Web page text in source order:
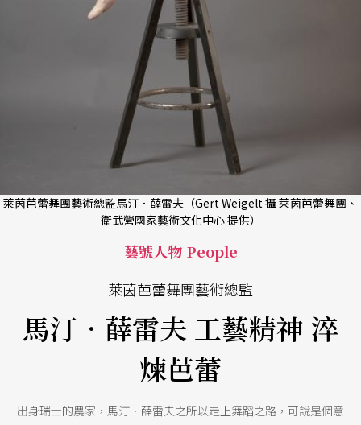
萊茵芭蕾舞團藝術總監馬汀．薛雷夫（Gert Weigelt 攝 萊茵芭蕾舞團、
衛武營國家藝術文化中心 提供）
藝號人物 People
萊茵芭蕾舞團藝術總監
馬汀．薛雷夫 工藝精神 淬
煉芭蕾
出身瑞士的農家，馬汀．薛雷夫之所以走上舞蹈之路，可說是個意